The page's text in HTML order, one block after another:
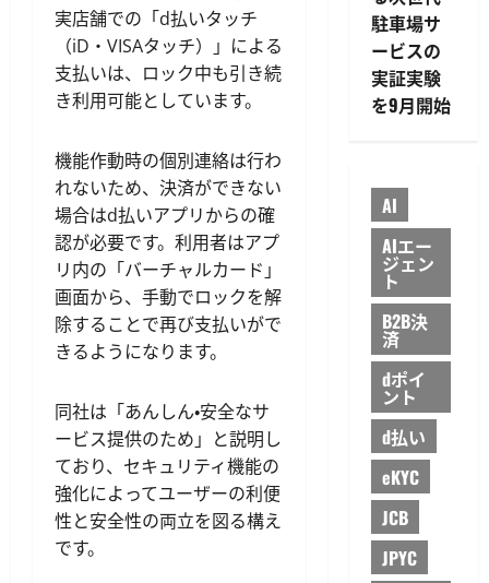
実店舗での「d払いタッチ
（iD・VISAタッチ）」による
支払いは、ロック中も引き続
き利用可能としています。
機能作動時の個別連絡は行わ
れないため、決済ができない
場合はd払いアプリからの確
認が必要です。利用者はアプ
リ内の「バーチャルカード」
画面から、手動でロックを解
除することで再び支払いがで
きるようになります。
同社は「あんしん・安全なサ
ービス提供のため」と説明し
ており、セキュリティ機能の
強化によってユーザーの利便
性と安全性の両立を図る構え
です。
駐車場サ
ービスの
実証実験
を9月開始
AI
AIエー
ジェン
ト
B2B決
済
dポイ
ント
d払い
eKYC
JCB
JPYC